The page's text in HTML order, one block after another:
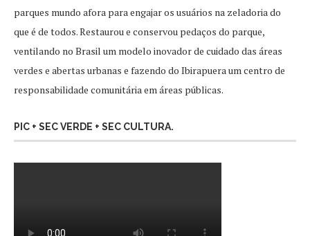
parques mundo afora para engajar os usuários na zeladoria do
que é de todos. Restaurou e conservou pedaços do parque,
ventilando no Brasil um modelo inovador de cuidado das áreas
verdes e abertas urbanas e fazendo do Ibirapuera um centro de
responsabilidade comunitária em áreas públicas.
PIC + SEC VERDE + SEC CULTURA.